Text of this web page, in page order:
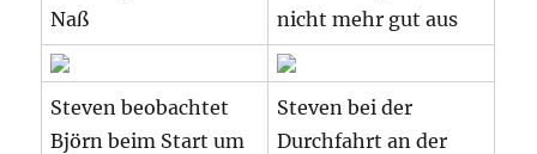
Naß
nicht mehr gut aus
Steven beobachtet
Björn beim Start um
Steven bei der
Durchfahrt an der